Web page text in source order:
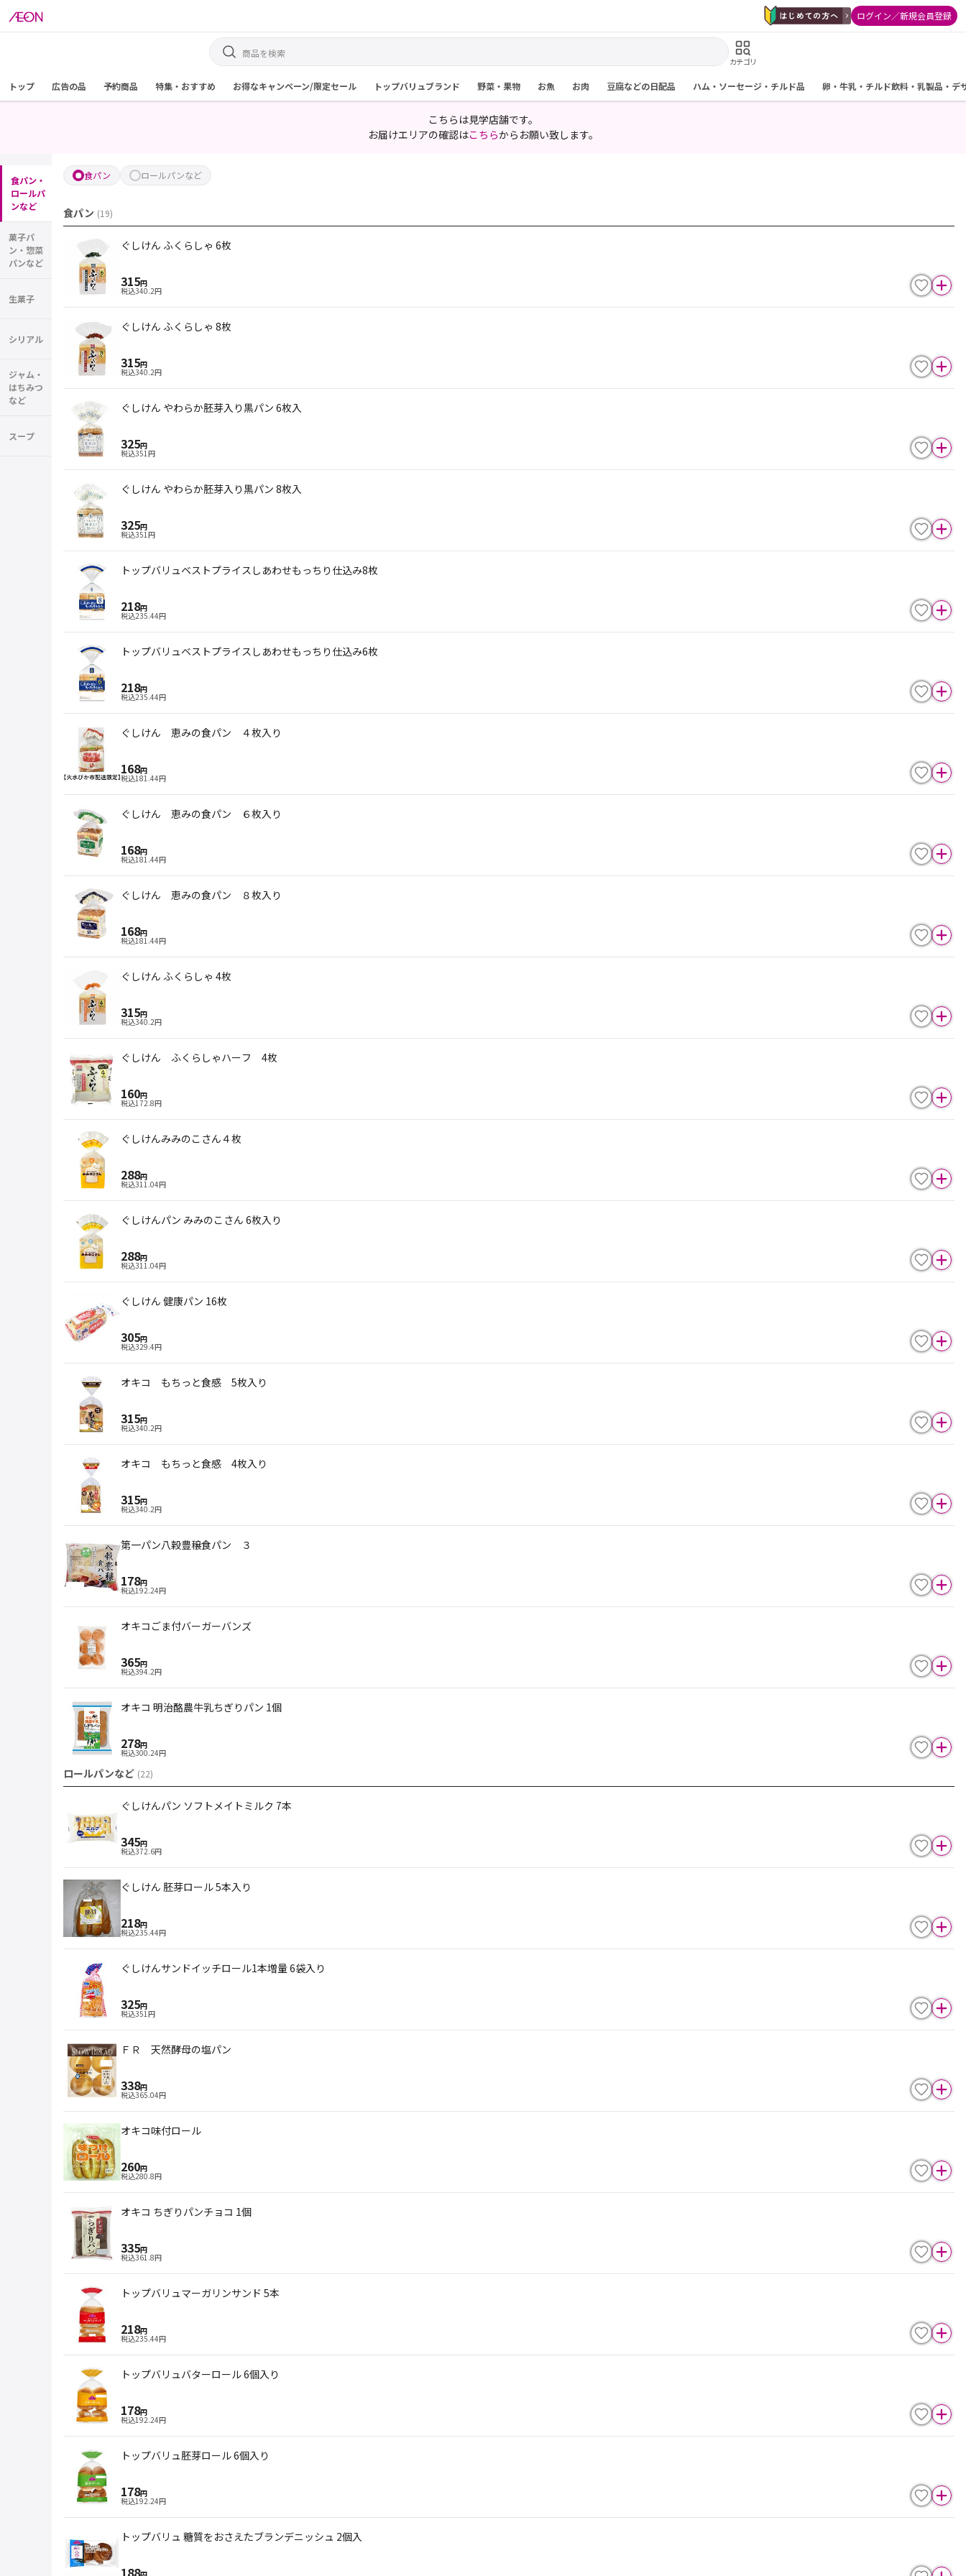
ログイン／新規会員登録
カテゴリ
トップ 広告の品 予約商品 特集・おすすめ お得なキャンペーン/限定セール トップバリュブランド 野菜・果物 お魚 お肉 豆腐などの日配品 ハム・ソーセージ・チルド品 卵・牛乳・チルド飲料・乳製品・デ
こちらは見学店舗です。
お届けエリアの確認はこちらからお願い致します。
食パン・
ロールパ
ンなど
菓子パ
ン・惣菜
パンなど
生菓子
シリアル
ジャム・
はちみつ
など
スープ
食パン ロールパンなど
食パン (19)
ぐしけん ふくらしゃ 6枚
315円
税込340.2円
ぐしけん ふくらしゃ 8枚
315円
税込340.2円
ぐしけん やわらか胚芽入り黒パン 6枚入
325円
税込351円
ぐしけん やわらか胚芽入り黒パン 8枚入
325円
税込351円
トップバリュベストプライスしあわせもっちり仕込み8枚
218円
税込235.44円
トップバリュベストプライスしあわせもっちり仕込み6枚
218円
税込235.44円
ぐしけん 恵みの食パン ４枚入り
168円
税込181.44円
ぐしけん 恵みの食パン ６枚入り
168円
税込181.44円
ぐしけん 恵みの食パン ８枚入り
168円
税込181.44円
ぐしけん ふくらしゃ 4枚
315円
税込340.2円
ぐしけん ふくらしゃハーフ 4枚
160円
税込172.8円
ぐしけんみみのこさん４枚
288円
税込311.04円
ぐしけんパン みみのこさん 6枚入り
288円
税込311.04円
ぐしけん 健康パン 16枚
305円
税込329.4円
オキコ もちっと食感 5枚入り
315円
税込340.2円
オキコ もちっと食感 4枚入り
315円
税込340.2円
第一パン八穀豊穣食パン ３
178円
税込192.24円
オキコごま付バーガーバンズ
365円
税込394.2円
オキコ 明治酪農牛乳ちぎりパン 1個
278円
税込300.24円
ロールパンなど (22)
ぐしけんパン ソフトメイトミルク 7本
345円
税込372.6円
ぐしけん 胚芽ロール 5本入り
218円
税込235.44円
ぐしけんサンドイッチロール1本増量 6袋入り
325円
税込351円
ＦＲ 天然酵母の塩パン
338円
税込365.04円
オキコ味付ロール
260円
税込280.8円
オキコ ちぎりパンチョコ 1個
335円
税込361.8円
トップバリュマーガリンサンド 5本
218円
税込235.44円
トップバリュバターロール 6個入り
178円
税込192.24円
トップバリュ胚芽ロール 6個入り
178円
税込192.24円
トップバリュ 糖質をおさえたブランデニッシュ 2個入
188